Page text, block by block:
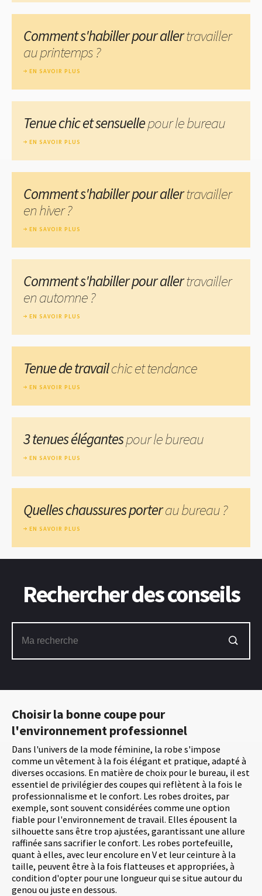
Choisir la bonne coupe pour
l'environnement professionnel
Dans l'univers de la mode féminine, la robe s'impose
comme un vêtement à la fois élégant et pratique, adapté à
diverses occasions. En matière de choix pour le bureau, il est
essentiel de privilégier des coupes qui reflètent à la fois le
professionnalisme et le confort. Les robes droites, par
exemple, sont souvent considérées comme une option
fiable pour l'environnement de travail. Elles épousent la
silhouette sans être trop ajustées, garantissant une allure
raffinée sans sacrifier le confort. Les robes portefeuille,
quant à elles, avec leur encolure en V et leur ceinture à la
taille, peuvent être à la fois flatteuses et appropriées, à
condition d'opter pour une longueur qui se situe autour du
genou ou juste en dessous.
Comment s'habiller pour allertravailler
au printemps ?
EN SAVOIR PLUS
Tenue chic et sensuellepour le bureau
EN SAVOIR PLUS
Comment s'habiller pour allertravailler
en hiver ?
EN SAVOIR PLUS
Comment s'habiller pour allertravailler
en automne ?
EN SAVOIR PLUS
Tenue de travailchic et tendance
EN SAVOIR PLUS
3 tenues élégantespour le bureau
EN SAVOIR PLUS
Quelles chaussures porterau bureau ?
EN SAVOIR PLUS
Rechercher des conseils